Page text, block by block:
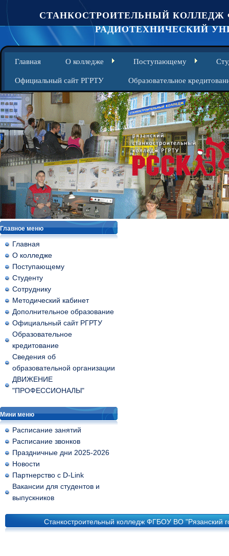
СТАНКОСТРОИТЕЛЬНЫЙ КОЛЛЕДЖ
РАДИОТЕХНИЧЕСКИЙ
Главная О колледже Поступающему
Официальный сайт РГРТУ Образовательное
Главное меню
Главная
О колледже
Поступающему
Студенту
Сотруднику
Методический кабинет
Дополнительное образование
Официальный сайт РГРТУ
Образовательное
кредитование
Сведения об
образовательной организации
ДВИЖЕНИЕ
"ПРОФЕССИОНАЛЫ"
Мини меню
Расписание занятий
Расписание звонков
Праздничные дни 2025-2026
Новости
Партнерство с D-Link
Вакансии для студентов и
выпускников
Станкостроительный колледж ФГБОУ ВО "Рязанский